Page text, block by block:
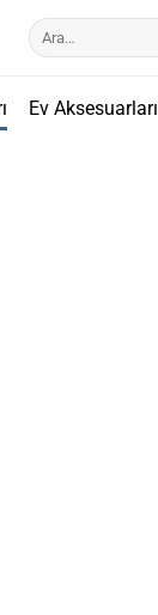
Ara:
Ev Aksesuarları